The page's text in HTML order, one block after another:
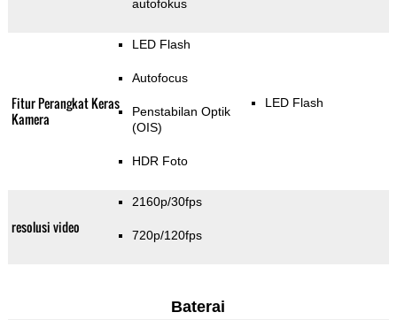
autofokus
Fitur Perangkat Keras
Kamera
LED Flash
Autofocus
Penstabilan Optik
(OIS)
HDR Foto
LED Flash
resolusi video
2160p/30fps
720p/120fps
Baterai